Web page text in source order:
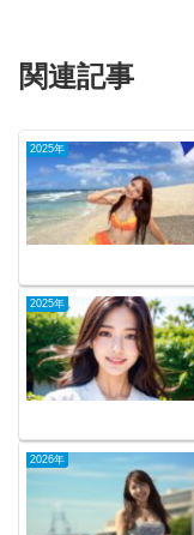
関連記事
2025年
2025年
2026年